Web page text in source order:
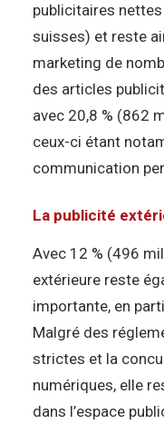
publicitaires
suisses) et reste
marketing de
des articles
avec 20,8 % (862
ceux-ci étant
communication
La publicité
Avec 12 % (496
extérieure reste
importante, en
Malgré des
strictes et la
numériques, elle
dans l’espace